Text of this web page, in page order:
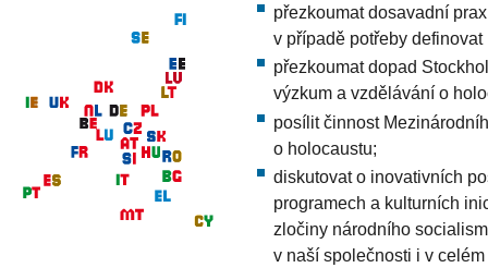
přezkoumat dosavadní
v případě potřeby
přezkoumat dopad
výzkum a vzdělávání o
posílit činnost
o holocaustu;
diskutovat o inovativních
programech a kulturních
zločiny národního
v naší společnosti i v celém